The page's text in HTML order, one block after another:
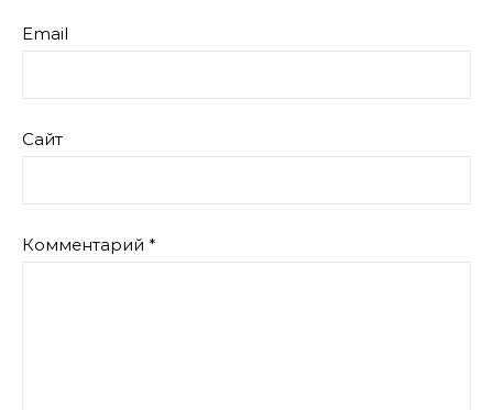
Email
Сайт
Комментарий *